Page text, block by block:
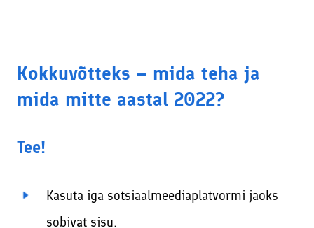
Kokkuvõtteks – mida teha ja
mida mitte aastal 2022?
Tee!
Kasuta iga sotsiaalmeediaplatvormi jaoks
sobivat sisu.